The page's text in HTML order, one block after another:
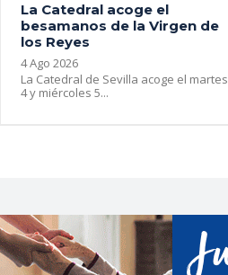
La Catedral acoge el
besamanos de la Virgen de
los Reyes
4 Ago 2026
La Catedral de Sevilla acoge el martes
4 y miércoles 5...